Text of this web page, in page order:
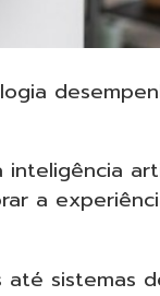
inteligência
a
sistemas